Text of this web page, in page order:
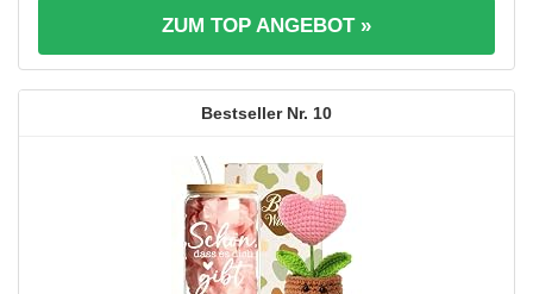
ZUM TOP ANGEBOT »
10